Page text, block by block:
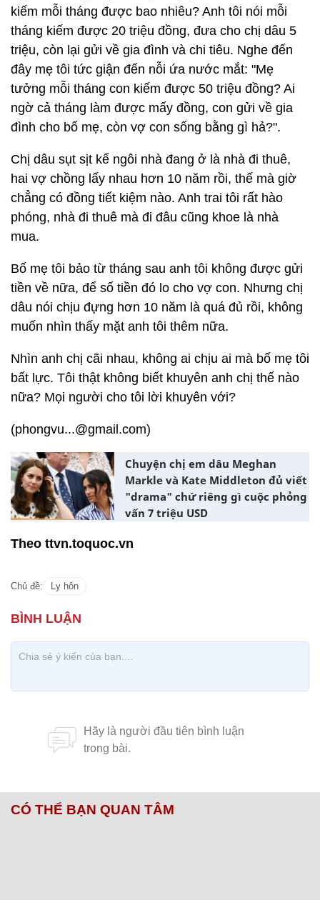
kiếm mỗi tháng được bao nhiêu? Anh tôi nói mỗi
tháng kiếm được 20 triệu đồng, đưa cho chị dâu 5
triệu, còn lại gửi về gia đình và chi tiêu. Nghe đến
đây mẹ tôi tức giận đến nỗi ứa nước mắt: "Mẹ
tưởng mỗi tháng con kiếm được 50 triệu đồng? Ai
ngờ cả tháng làm được mấy đồng, con gửi về gia
đình cho bố mẹ, còn vợ con sống bằng gì hả?".
Chị dâu sụt sịt kể ngôi nhà đang ở là nhà đi thuê,
hai vợ chồng lấy nhau hơn 10 năm rồi, thế mà giờ
chẳng có đồng tiết kiệm nào. Anh trai tôi rất hào
phóng, nhà đi thuê mà đi đâu cũng khoe là nhà
mua.
Bố mẹ tôi bảo từ tháng sau anh tôi không được gửi
tiền về nữa, để số tiền đó lo cho vợ con. Nhưng chị
dâu nói chịu đựng hơn 10 năm là quá đủ rồi, không
muốn nhìn thấy mặt anh tôi thêm nữa.
Nhìn anh chị cãi nhau, không ai chịu ai mà bố mẹ tôi
bất lực. Tôi thật không biết khuyên anh chị thế nào
nữa? Mọi người cho tôi lời khuyên với?
(phongvu...@gmail.com)
Chuyện chị em dâu Meghan
Markle và Kate Middleton đủ viết
"drama" chứ riêng gì cuộc phỏng
vấn 7 triệu USD
Theo ttvn.toquoc.vn
Chủ đề: Ly hôn
CÓ THỂ BẠN QUAN TÂM